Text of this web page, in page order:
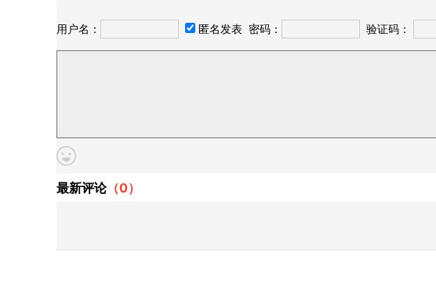
用户名： 匿名发表 密码： 验证码：
最新评论（0）